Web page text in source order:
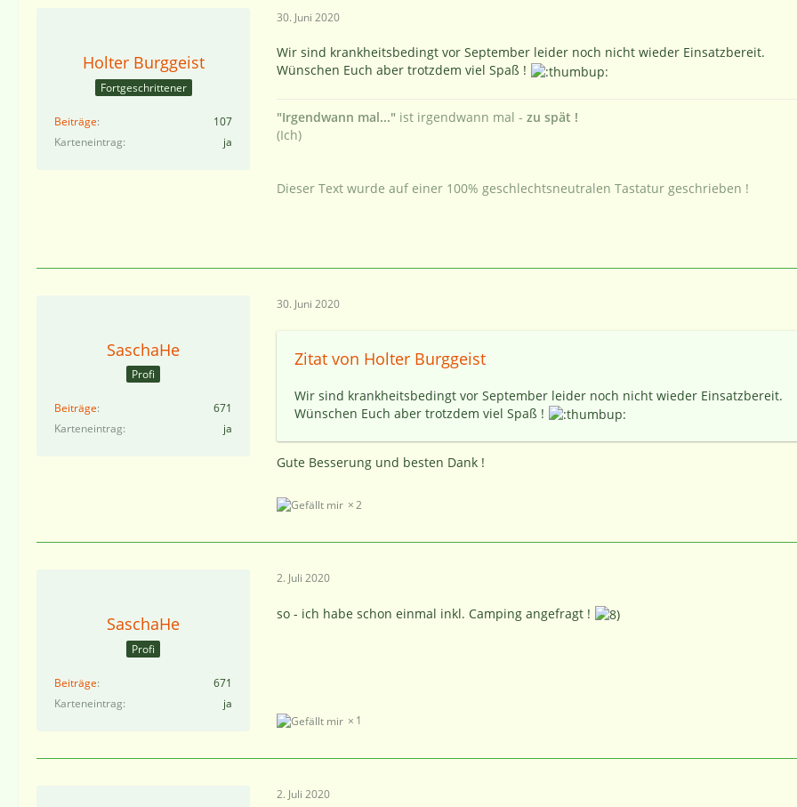
Holter Burggeist
Fortgeschrittener
Beiträge
107
Karteneintrag
ja
30. Juni 2020
Wir sind krankheitsbedingt vor September leider noch nicht wieder Einsatzbereit.
Wünschen Euch aber trotzdem viel Spaß !
"Irgendwann mal..." ist irgendwann mal - zu spät !
(Ich)
Dieser Text wurde auf einer 100% geschlechtsneutralen Tastatur geschrieben !
SaschaHe
Profi
Beiträge
671
Karteneintrag
ja
30. Juni 2020
Zitat von Holter Burggeist
Wir sind krankheitsbedingt vor September leider noch nicht wieder Einsatzbereit.
Wünschen Euch aber trotzdem viel Spaß !
Gute Besserung und besten Dank !
2
SaschaHe
Profi
Beiträge
671
Karteneintrag
ja
2. Juli 2020
so - ich habe schon einmal inkl. Camping angefragt !
1
2. Juli 2020